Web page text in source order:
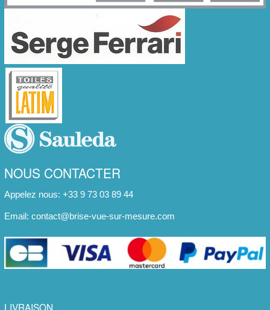
NOUS CONTACTER
Appelez nous: +33 9 73 03 89 44
Email: contact@brise-vue-sur-mesure.com
LIVRAISON